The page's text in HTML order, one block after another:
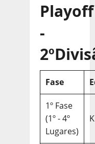
Playoff
-
Fase
1º Fase
(1º - 4º
Lugares)